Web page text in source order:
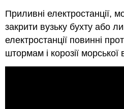
Приливні електростанції,
закрити вузьку бухту або
електростанції повинні
штормам і корозії морської